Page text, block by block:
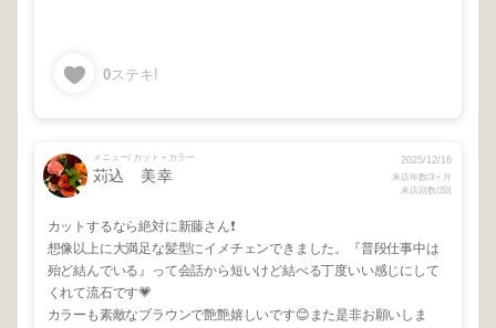
0ステキ!
メニュー/ カット＋カラー
苅込 美幸
2025/12/16
来店年数/3ヶ月
来店回数/2回
カットするなら絶対に新藤さん❗️
想像以上に大満足な髪型にイメチェンできました。『普段仕事中は
殆ど結んでいる』って会話から短いけど結べる丁度いい感じにして
くれて流石です💗
カラーも素敵なブラウンで艶艶嬉しいです😊また是非お願いしま